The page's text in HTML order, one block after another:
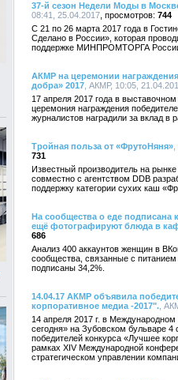
37-й сезон Недели Моды в
08:41, 25.04.2017
744
С 21 по 26 марта 2017 года в
Сделано в России», которая
поддержке МИНПРОМТОРГА
АКМР на церемонии
добра» 2017 , АКМР, 10:05,
17 апреля 2017 года в
церемония награждения
журналистов наградили за вклад в
Тройная польза от «ФрутоНяня»
731
Известный производитель на
совместно с агентством DDB
поддержку категории сухих каш
На сообщества о еде подписана
ещё фотографируют блюда в
686
Анализ 400 аккаунтов женщин в
сообщества, связанные с
подписаны 34,2%.
14.04.17 АКМР объявила
корпоративное медиа -2017". ,
14 апреля 2017 г. в
сегодня» на Зубовском бульваре 4
победителей конкурса «Лучшее
рамках ХIV Международной
стратегическом управлении